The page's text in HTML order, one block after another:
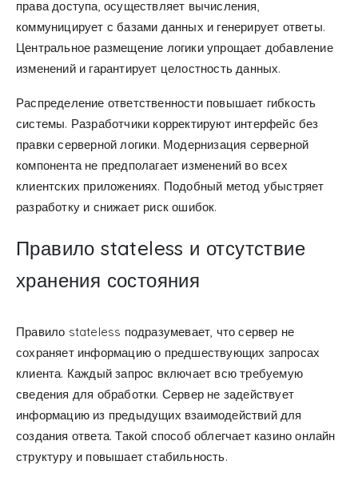
права доступа, осуществляет вычисления,
коммуницирует с базами данных и генерирует ответы.
Центральное размещение логики упрощает добавление
изменений и гарантирует целостность данных.
Распределение ответственности повышает гибкость
системы. Разработчики корректируют интерфейс без
правки серверной логики. Модернизация серверной
компонента не предполагает изменений во всех
клиентских приложениях. Подобный метод убыстряет
разработку и снижает риск ошибок.
Правило stateless и отсутствие
хранения состояния
Правило stateless подразумевает, что сервер не
сохраняет информацию о предшествующих запросах
клиента. Каждый запрос включает всю требуемую
сведения для обработки. Сервер не задействует
информацию из предыдущих взаимодействий для
создания ответа. Такой способ облегчает казино онлайн
структуру и повышает стабильность.